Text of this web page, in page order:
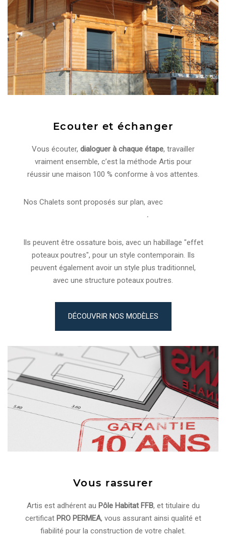
Ecouter et échanger
Vous écouter, dialoguer à chaque étape, travailler
vraiment ensemble, c’est la méthode Artis pour
réussir une maison 100 % conforme à vos attentes.
Nos Chalets sont proposés sur plan, avec
.
Ils peuvent être ossature bois, avec un habillage "effet
poteaux poutres", pour un style contemporain. Ils
peuvent également avoir un style plus traditionnel,
avec une structure poteaux poutres.
DÉCOUVRIR NOS MODÈLES
Vous rassurer
Artis est adhérent au Pôle Habitat FFB, et titulaire du
certificat PRO PERMEA, vous assurant ainsi qualité et
fiabilité pour la construction de votre chalet.